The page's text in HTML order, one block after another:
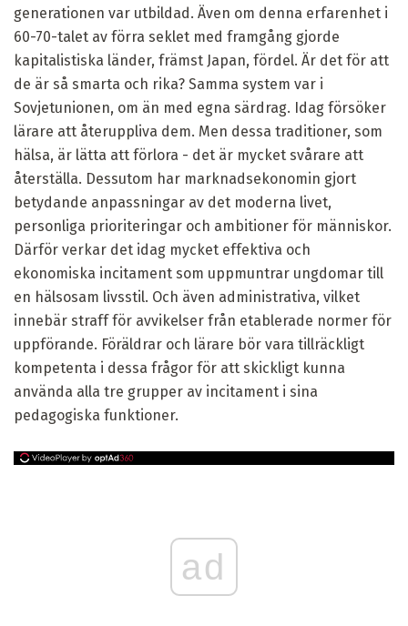
generationen var utbildad. Även om denna erfarenhet i
60-70-talet av förra seklet med framgång gjorde
kapitalistiska länder, främst Japan, fördel. Är det för att
de är så smarta och rika? Samma system var i
Sovjetunionen, om än med egna särdrag. Idag försöker
lärare att återuppliva dem. Men dessa traditioner, som
hälsa, är lätta att förlora - det är mycket svårare att
återställa. Dessutom har marknadsekonomin gjort
betydande anpassningar av det moderna livet,
personliga prioriteringar och ambitioner för människor.
Därför verkar det idag mycket effektiva och
ekonomiska incitament som uppmuntrar ungdomar till
en hälsosam livsstil. Och även administrativa, vilket
innebär straff för avvikelser från etablerade normer för
uppförande. Föräldrar och lärare bör vara tillräckligt
kompetenta i dessa frågor för att skickligt kunna
använda alla tre grupper av incitament i sina
pedagogiska funktioner.
ad